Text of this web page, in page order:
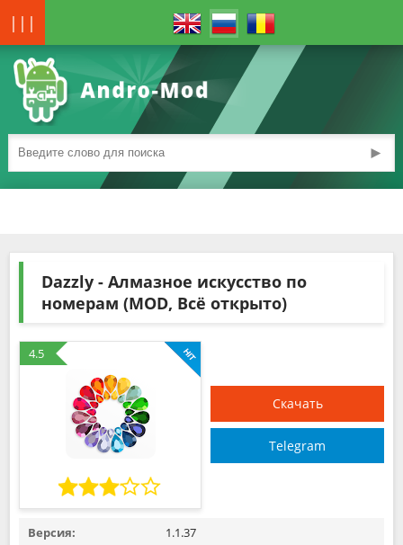
|||
►
Dazzly - Алмазное искусство по
номерам (MOD, Всё открыто)
4.5
Скачать
Telegram
Версия:
1.1.37